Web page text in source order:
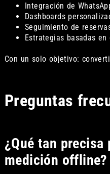
Integración de
Dashboards
Seguimiento de
Estrategias basadas
Con un solo objetivo:
Preguntas
¿Qué tan precisa
medición offline?